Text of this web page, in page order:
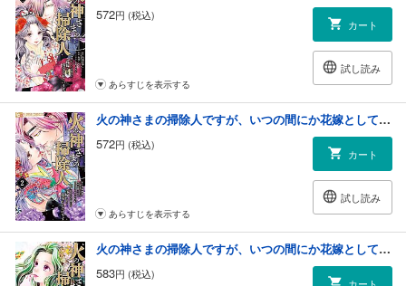
572円 (税込)
カート
試し読み
あらすじを表示する
火の神さまの掃除人ですが、いつの間にか花嫁として溺愛されています 2
572円 (税込)
カート
試し読み
あらすじを表示する
火の神さまの掃除人ですが、いつの間にか花嫁として溺愛されています 3
583円 (税込)